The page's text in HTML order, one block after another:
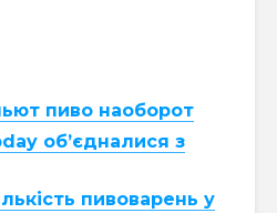
пиво наоборот
об’єдналися з
пивоварень у